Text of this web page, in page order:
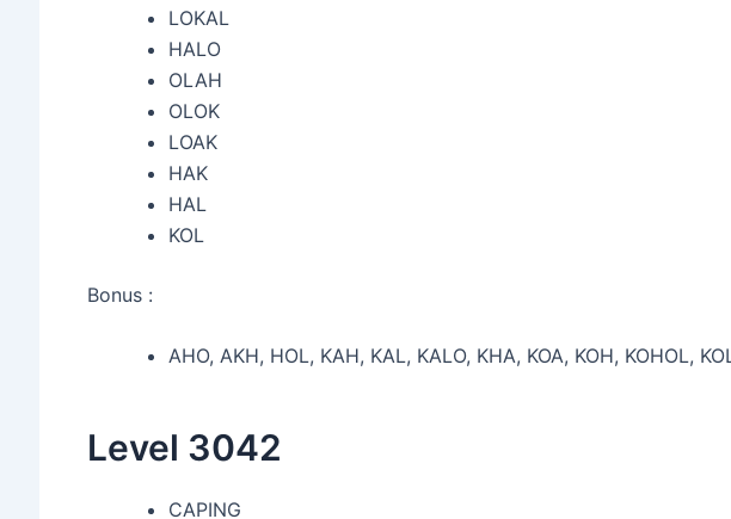
LOKAL
HALO
OLAH
OLOK
LOAK
HAK
HAL
KOL
Bonus :
AHO, AKH, HOL, KAH, KAL, KALO, KHA, KOA, KOH, KOHOL,
Level 3042
CAPING